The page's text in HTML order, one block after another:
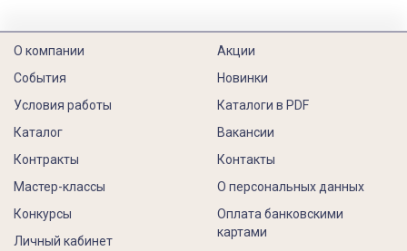
О компании
События
Условия работы
Каталог
Контракты
Акции
Новинки
Каталоги в PDF
Вакансии
Контакты
Мастер-классы
Конкурсы
Личный кабинет
О персональных данных
Оплата банковскими
картами